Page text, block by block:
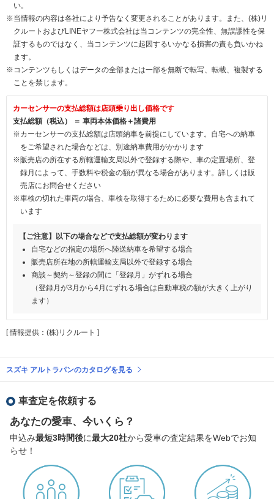
い。
※当情報の内容は各社により予告なく変更されることがあります。また、(株)リ
クルートおよびLINEヤフー株式会社は当コンテンツの完全性、無誤謬性を保
証するものではなく、当コンテンツに起因するいかなる損害の責も負いかね
ます。
※コンテンツもしくはデータの全部または一部を無断で転写、転載、複製する
ことを禁じます。
カーセンサーの支払総額は店頭乗り出し価格です
支払総額（税込） ＝ 車両本体価格＋諸費用
※カーセンサーの支払総額は店頭納車を前提にしています。自宅への納車
をご希望された場合などは、別途納車費用がかかります
※販売店の所在する所轄運輸支局以外で登録する際や、車の定置場所、登
録月によって、手数料や税金の額が異なる場合があります。詳しくは販
売店にお問合せください
※車検の切れた車両の場合、車検を取得するために必要な費用も含まれて
います
【ご注意】以下の場合などで支払総額が変わります
自宅などの指定の場所へ陸送納車を希望する場合
販売店所在地の所轄運輸支局以外で登録する場合
商談～契約～登録の間に「登録月」がずれる場合
（登録月が3月から4月にずれる場合は自動車税の額が大きく上がり
ます）
[ 情報提供：(株)リクルート ]
スズキ アルトラパンのカタログを見る
車査定を依頼する
あなたの愛車、今いくら？
申込み最短3時間後に最大20社から愛車の査定結果をWebでお知
らせ！